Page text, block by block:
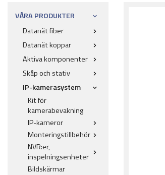
VÅRA PRODUKTER
Datanät fiber
Datanät koppar
Aktiva komponenter
Skåp och stativ
IP-kamerasystem
Kit för
kamerabevakning
IP-kameror
Monteringstillbehör
NVR:er,
inspelningsenheter
Bildskärmar